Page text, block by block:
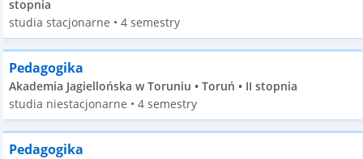
stopnia
studia stacjonarne • 4 semestry
Pedagogika
Akademia Jagiellońska w Toruniu • Toruń • II stopnia
studia niestacjonarne • 4 semestry
Pedagogika